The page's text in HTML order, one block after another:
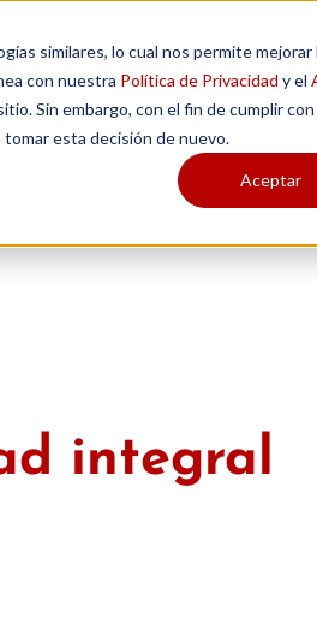
similares, lo cual nos permite
con nuestra Política de Privacidad y el
Sin embargo, con el fin de cumplir
esta decisión de nuevo.
Aceptar
CLIENTES
integral